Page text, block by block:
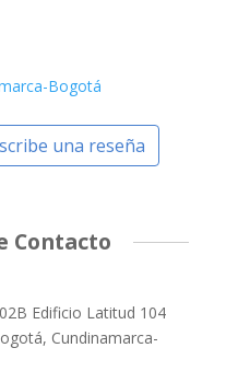
Bogotá
una reseña
Contacto
Edificio Latitud 104
Cundinamarca-